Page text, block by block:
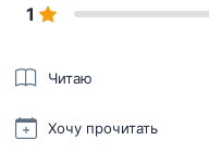
1
Читаю
Хочу прочитать